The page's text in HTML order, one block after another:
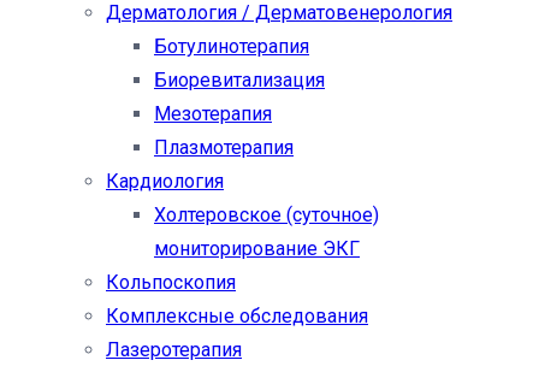
Дерматология / Дерматовенерология
Ботулинотерапия
Биоревитализация
Мезотерапия
Плазмотерапия
Кардиология
Холтеровское (суточное)
мониторирование ЭКГ
Кольпоскопия
Комплексные обследования
Лазеротерапия